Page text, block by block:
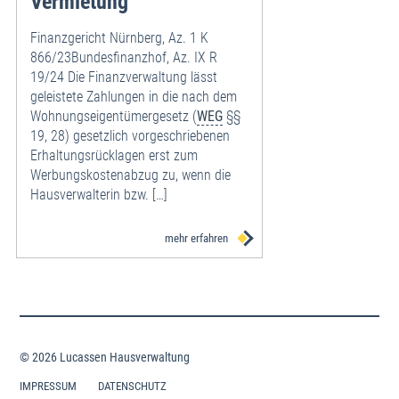
Finanzgericht Nürnberg, Az. 1 K
866/23Bundesfinanzhof, Az. IX R
19/24 Die Finanzverwaltung lässt
geleistete Zahlungen in die nach dem
Wohnungseigentümergesetz (WEG §§
19, 28) gesetzlich vorgeschriebenen
Erhaltungsrücklagen erst zum
Werbungskostenabzug zu, wenn die
Hausverwalterin bzw. […]
mehr erfahren
© 2026 Lucassen Hausverwaltung
IMPRESSUM DATENSCHUTZ